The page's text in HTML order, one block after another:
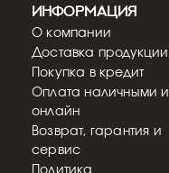
Информация
О компании
Доставка продукции
Покупка в кредит
Оплата наличными и
онлайн
Возврат, гарантия и
сервис
Политика